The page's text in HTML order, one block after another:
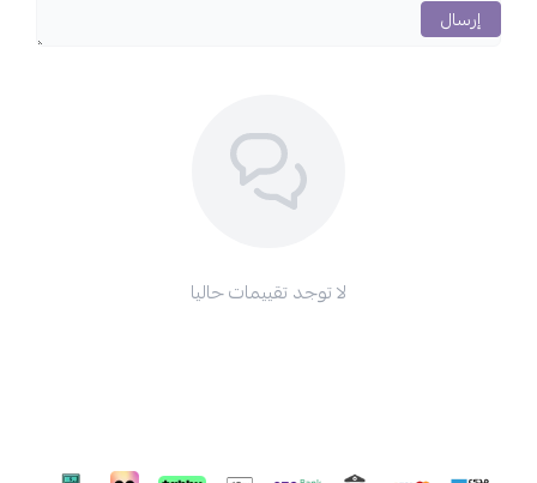
إرسال
لا توجد تقييمات حاليا